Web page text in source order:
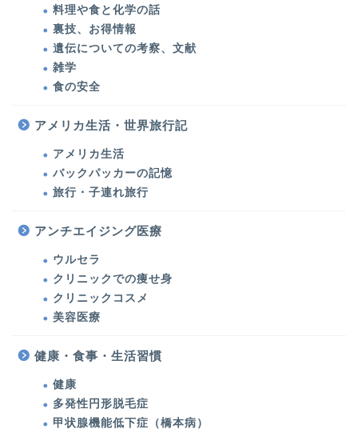
料理や食と化学の話
裏技、お得情報
遺伝についての考察、文献
雑学
食の安全
アメリカ生活・世界旅行記
アメリカ生活
バックパッカーの記憶
旅行・子連れ旅行
アンチエイジング医療
ウルセラ
クリニックでの痩せ身
クリニックコスメ
美容医療
健康・食事・生活習慣
健康
多発性円形脱毛症
甲状腺機能低下症（橋本病）
美容医療・美容・健康